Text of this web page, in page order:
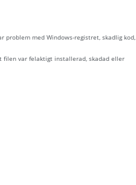
med Windows-registret, skadlig kod,
var felaktigt installerad, skadad eller